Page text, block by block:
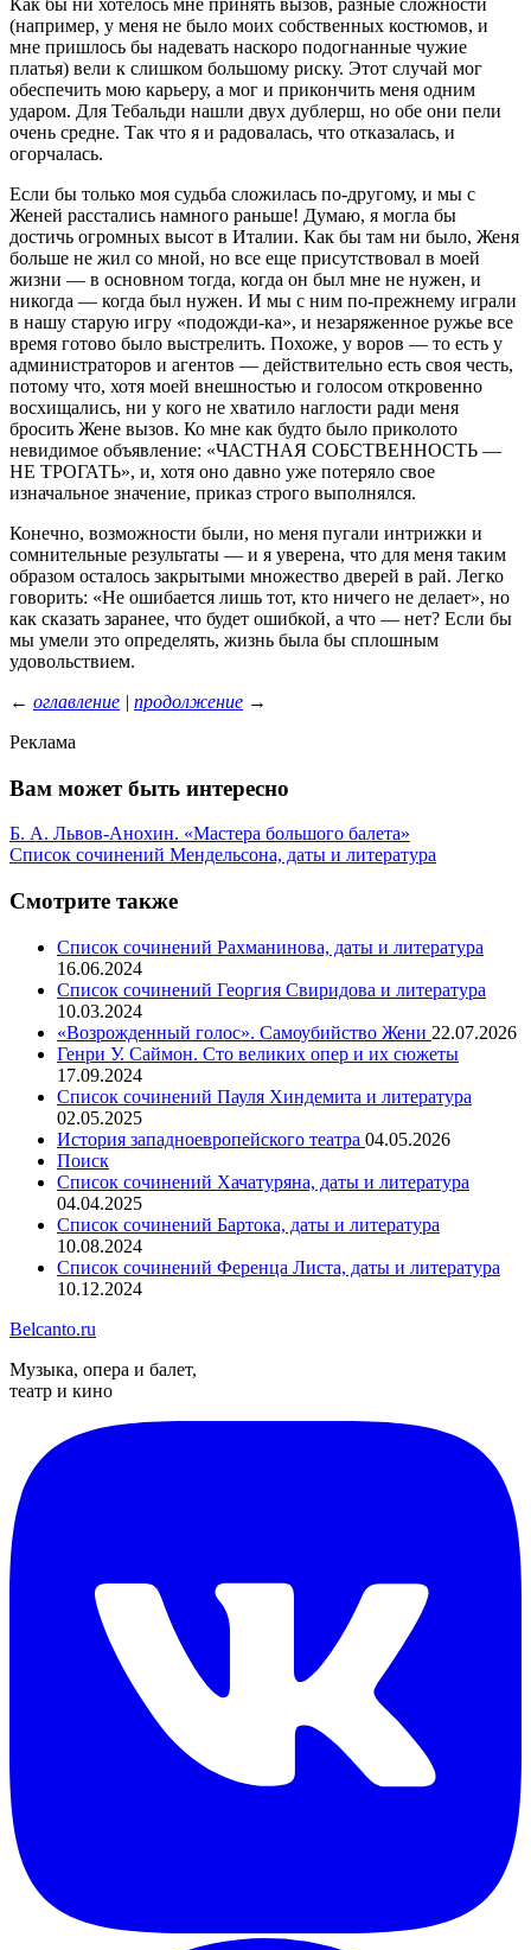
(например, у меня не было моих собственных костюмов, и
мне пришлось бы надевать наскоро подогнанные чужие
платья) вели к слишком большому риску. Этот случай мог
обеспечить мою карьеру, а мог и прикончить меня одним
ударом. Для Тебальди нашли двух дублерш, но обе они пели
очень средне. Так что я и радовалась, что отказалась, и
огорчалась.
Если бы только моя судьба сложилась по-другому, и мы с
Женей расстались намного раньше! Думаю, я могла бы
достичь огромных высот в Италии. Как бы там ни было, Женя
больше не жил со мной, но все еще присутствовал в моей
жизни — в основном тогда, когда он был мне не нужен, и
никогда — когда был нужен. И мы с ним по-прежнему играли
в нашу старую игру «подожди-ка», и незаряженное ружье все
время готово было выстрелить. Похоже, у воров — то есть у
администраторов и агентов — действительно есть своя честь,
потому что, хотя моей внешностью и голосом откровенно
восхищались, ни у кого не хватило наглости ради меня
бросить Жене вызов. Ко мне как будто было приколото
невидимое объявление: «ЧАСТНАЯ СОБСТВЕННОСТЬ —
НЕ ТРОГАТЬ», и, хотя оно давно уже потеряло свое
изначальное значение, приказ строго выполнялся.
Конечно, возможности были, но меня пугали интрижки и
сомнительные результаты — и я уверена, что для меня таким
образом осталось закрытыми множество дверей в рай. Легко
говорить: «Не ошибается лишь тот, кто ничего не делает», но
как сказать заранее, что будет ошибкой, а что — нет? Если бы
мы умели это определять, жизнь была бы сплошным
удовольствием.
← оглавление | продолжение →
Реклама
Вам может быть интересно
Б. А. Львов-Анохин. «Мастера большого балета»
Список сочинений Мендельсона, даты и литература
Смотрите также
Список сочинений Рахманинова, даты и литература
16.06.2024
Список сочинений Георгия Свиридова и литература
10.03.2024
«Возрожденный голос». Самоубийство Жени 22.07.2026
Генри У. Саймон. Сто великих опер и их сюжеты
17.09.2024
Список сочинений Пауля Хиндемита и литература
02.05.2025
История западноевропейского театра 04.05.2026
Поиск
Список сочинений Хачатуряна, даты и литература
04.04.2025
Список сочинений Бартока, даты и литература
10.08.2024
Список сочинений Ференца Листа, даты и литература
10.12.2024
Belcanto.ru
Музыка, опера и балет,
театр и кино